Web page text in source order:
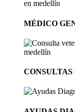
MÉDICO